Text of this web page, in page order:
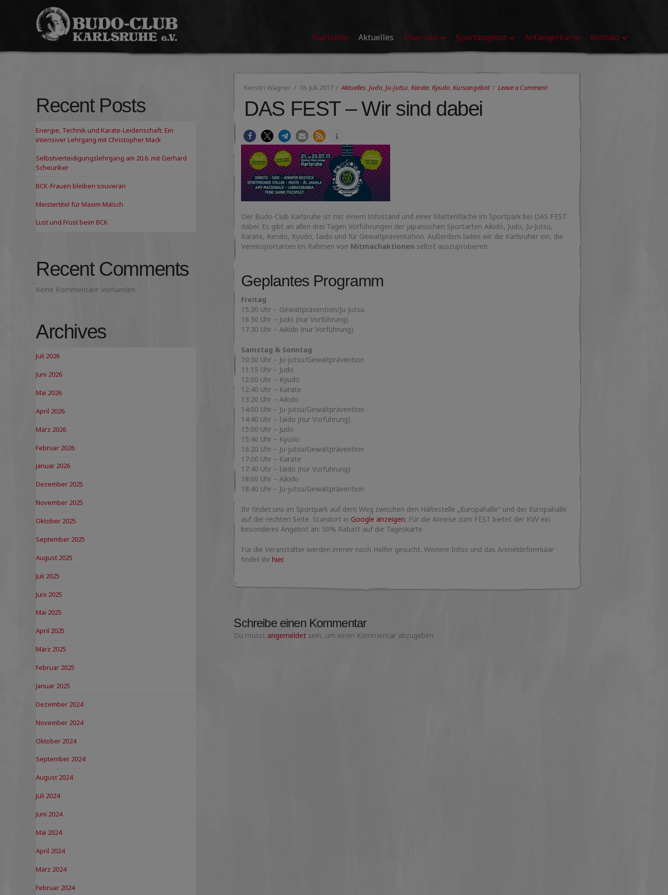
Budo-
Club
e.V.
Startseite Aktuelles Über uns Sportangebot Anfängerkurse Kontakt
Kerstin Wagner 18. Juli 2017 Aktuelles Judo, Ju-Jutsu Karate, Kyudo, Kursangebot Leave a Comment
DAS FEST – Wir sind dabei
Der Budo-Club Karlsruhe ist mit einem Infostand und einer Mattenfläche im Sportpark bei DAS FEST
dabei. Es gibt an allen drei Tagen Vorführungen der japanischen Sportarten Aikido, Judo, Ju-Jutsu,
Karate, Kendo, Kyudo, Iaido und für Gewaltpräventation. Außerdem laden wir die Karlsruher ein, die
Vereinsportarten im Rahmen von Mitmachaktionen selbst auszuprobieren.
Geplantes Programm
Freitag
15.30 Uhr – Gewaltprävention/Ju-Jutsu
16.30 Uhr – Judo (nur Vorführung)
17.30 Uhr – Aikido (nur Vorführung)
Samstag & Sonntag
10:30 Uhr – Ju-jutsu/Gewaltprävention
11:15 Uhr – Judo
12:00 Uhr – Kyudo
12:40 Uhr – Karate
13:20 Uhr – Aikido
14:00 Uhr – Ju-jutsu/Gewaltprävention
14:40 Uhr – Iaido (nur Vorführung)
15:00 Uhr – Judo
15:40 Uhr – Kyudo
16:20 Uhr – Ju-jutsu/Gewaltprävention
17:00 Uhr – Karate
17:40 Uhr – Iaido (nur Vorführung)
18:00 Uhr – Aikido
18:40 Uhr – Ju-jutsu/Gewaltprävention
Ihr findet uns im Sportpark auf dem Weg zwischen den Haltestelle „Europahalle“ und der Europahalle
auf der rechten Seite. Standort inGoogle anzeigen. Für die Anreise zum FEST bietet der KVV ein
besonderes Angebot an: 50% Rabatt auf die Tageskarte
Für die Veranstalter werden immer noch Helfer gesucht. Weitere Infos und das Anmeldeformular
findet ihrhier.
Schreibe einen Kommentar
Du musst angemeldet sein, um einen Kommentar abzugeben.
Recent Posts
Energie, Technik und Karate-Leidenschaft. Ein
intensiver Lehrgang mit Christopher Mack
Selbstverteidigungslehrgang am 20.6. mit Gerhard
Scheuriker
BCK-Frauen bleiben souverän
Meistertitel für Maxim Malsch
Lust und Frust beim BCK
Recent Comments
Keine Kommentare vorhanden.
Archives
Juli 2026
Juni 2026
Mai 2026
April 2026
März 2026
Februar 2026
Januar 2026
Dezember 2025
November 2025
Oktober 2025
September 2025
August 2025
Juli 2025
Juni 2025
Mai 2025
April 2025
März 2025
Februar 2025
Januar 2025
Dezember 2024
November 2024
Oktober 2024
September 2024
August 2024
Juli 2024
Juni 2024
Mai 2024
April 2024
März 2024
Februar 2024